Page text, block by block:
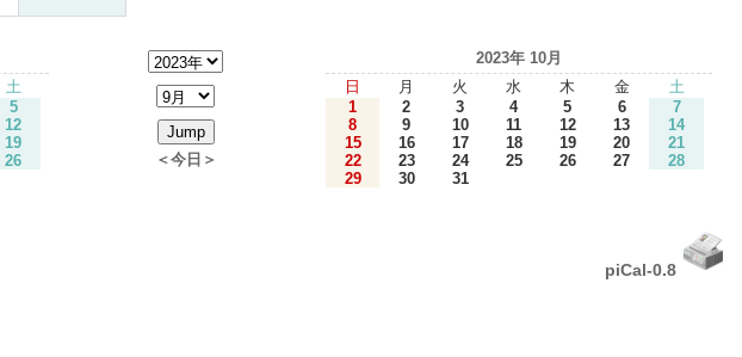
土
5
12
19
26
＜今日＞
2023年 10月
日
月 火 水 木 金
土
1
2 3 4 5 6
7
8
9 10 11 12 13
14
15
16 17 18 19 20
21
22
23 24 25 26 27
28
29
30 31
piCal-0.8